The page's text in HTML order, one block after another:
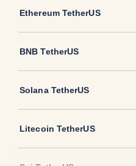
Ethereum TetherUS
BNB TetherUS
Solana TetherUS
Litecoin TetherUS